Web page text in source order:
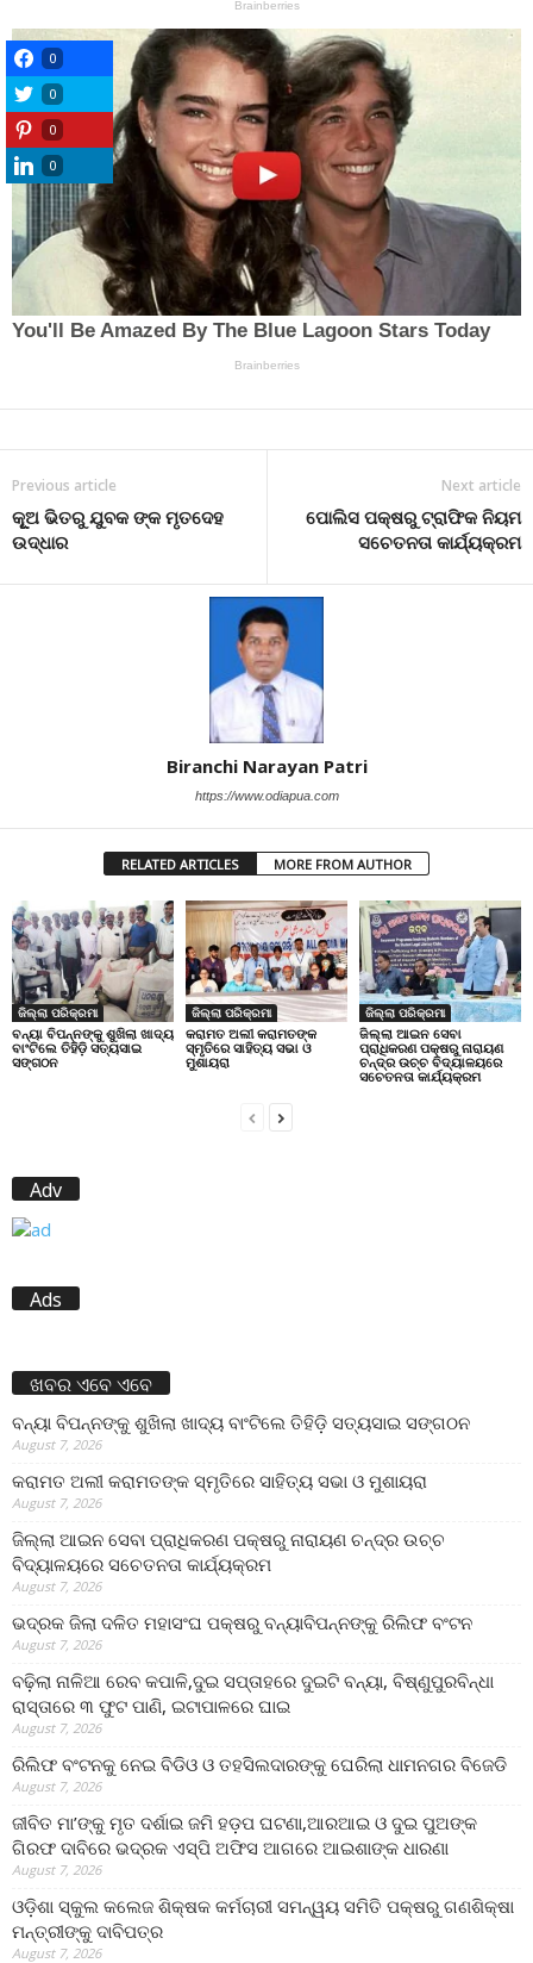
Previous article
କୂୂୂଅ ଭିତରୁ ଯୁବକ ଙ୍କ ମୃତଦେହ
ଉଦ୍ଧାର
Next article
ପୋଲିସ ପକ୍ଷରୁ ଟ୍ରାଫିକ ନିୟମ
ସଚେତନତା କାର୍ଯ୍ୟକ୍ରମ
Biranchi Narayan Patri
https://www.odiapua.com
RELATED ARTICLES MORE FROM AUTHOR
ଜିଲ୍ଲା ପରିକ୍ରମା
ବନ୍ୟା ବିପନ୍ନଙ୍କୁ ଶୁଖିଲା ଖାଦ୍ୟ
ବାଂଟିଲେ ତିହିଡି଼ ସତ୍ୟସାଇ
ସଙ୍ଗଠନ
ଜିଲ୍ଲା ପରିକ୍ରମା
କରାମତ ଅଲୀ କରାମତଙ୍କ
ସ୍ମୃତିରେ ସାହିତ୍ୟ ସଭା ଓ
ମୁଶାୟରା
ଜିଲ୍ଲା ପରିକ୍ରମା
ଜିଲ୍ଲା ଆଇନ ସେବା
ପ୍ରାଧିକରଣ ପକ୍ଷରୁ ନାରାୟଣ
ଚନ୍ଦ୍ର ଉଚ୍ଚ ବିଦ୍ୟାଳୟରେ
ସଚେତନତା କାର୍ଯ୍ୟକ୍ରମ
Adv
Ads
ଖବର ଏବେ ଏବେ
ବନ୍ୟା ବିପନ୍ନଙ୍କୁ ଶୁଖିଲା ଖାଦ୍ୟ ବାଂଟିଲେ ତିହିଡି଼ ସତ୍ୟସାଇ ସଙ୍ଗଠନ
August 7, 2026
କରାମତ ଅଲୀ କରାମତଙ୍କ ସ୍ମୃତିରେ ସାହିତ୍ୟ ସଭା ଓ ମୁଶାୟରା
August 7, 2026
ଜିଲ୍ଲା ଆଇନ ସେବା ପ୍ରାଧିକରଣ ପକ୍ଷରୁ ନାରାୟଣ ଚନ୍ଦ୍ର ଉଚ୍ଚ
ବିଦ୍ୟାଳୟରେ ସଚେତନତା କାର୍ଯ୍ୟକ୍ରମ
August 7, 2026
ଭଦ୍ରକ ଜିଲା ଦଳିତ ମହାସଂଘ ପକ୍ଷରୁ ବନ୍ୟାବିପନ୍ନଙ୍କୁ ରିଲିଫ ବଂଟନ
August 7, 2026
ବଢ଼ିଲା ନାଳିଆ ରେବ କପାଳି,ଦୁଇ ସପ୍ତାହରେ ଦୁଇଟି ବନ୍ୟା, ବିଷ୍ଣୁପୁରବିନ୍ଧା
ରାସ୍ତାରେ ୩ ଫୁଟ ପାଣି, ଇଟାପାଳରେ ଘାଇ
August 7, 2026
ରିଲିଫ ବଂଟନକୁ ନେଇ ବିଡିଓ ଓ ତହସିଲଦାରଙ୍କୁ ଘେରିଲା ଧାମନଗର ବିଜେଡି
August 7, 2026
ଜୀବିତ ମା’ଙ୍କୁ ମୃତ ଦର୍ଶାଇ ଜମି ହଡ଼ପ ଘଟଣା,ଆରଆଇ ଓ ଦୁଇ ପୁଅଙ୍କ
ଗିରଫ ଦାବିରେ ଭଦ୍ରକ ଏସ୍‌ପି ଅଫିସ ଆଗରେ ଆଇଶାଙ୍କ ଧାରଣା
August 7, 2026
ଓଡ଼ିଶା ସ୍କୁଲ କଲେଜ ଶିକ୍ଷକ କର୍ମଚାରୀ ସମନ୍ୱୟ ସମିତି ପକ୍ଷରୁ ଗଣଶିକ୍ଷା
ମନ୍ତ୍ରୀଙ୍କୁ ଦାବିପତ୍ର
August 7, 2026
0
0
0
0